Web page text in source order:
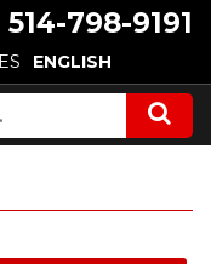
514-798-9191
ENGLISH